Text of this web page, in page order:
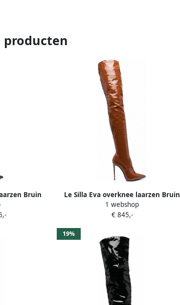
Bruin
Le Silla Eva overknee laarzen Bruin
1 webshop
€ 845,-
19%